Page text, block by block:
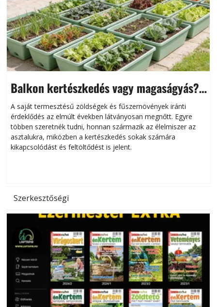
Balkon kertészkedés vagy magaságyás?
Helytakarékos kertészkedés
A saját termesztésű zöldségek és fűszernövények iránti
érdeklődés az elmúlt években látványosan megnőtt. Egyre
többen szeretnék tudni, honnan származik az élelmiszer az
asztalukra, miközben a kertészkedés sokak számára
kikapcsolódást és feltöltődést is jelent.
Szerkesztőségi